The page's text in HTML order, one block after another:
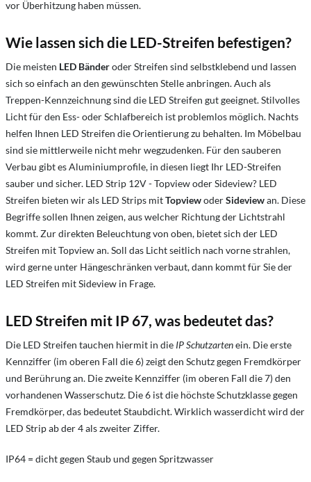
vor Überhitzung haben müssen.
Wie lassen sich die LED-Streifen befestigen?
Die meisten LED Bänderoder Streifen sind selbstklebend und lassen
sich so einfach an den gewünschten Stelle anbringen. Auch als
Treppen-Kennzeichnung sind die LED Streifen gut geeignet. Stilvolles
Licht für den Ess- oder Schlafbereich ist problemlos möglich. Nachts
helfen Ihnen LED Streifen die Orientierung zu behalten. Im Möbelbau
sind sie mittlerweile nicht mehr wegzudenken. Für den sauberen
Verbau gibt es Aluminiumprofile, in diesen liegt Ihr LED-Streifen
sauber und sicher. LED Strip 12V - Topview oder Sideview? LED
Streifen bieten wir als LED Strips mitTopviewoderSideviewan. Diese
Begriffe sollen Ihnen zeigen, aus welcher Richtung der Lichtstrahl
kommt. Zur direkten Beleuchtung von oben, bietet sich der LED
Streifen mit Topview an. Soll das Licht seitlich nach vorne strahlen,
wird gerne unter Hängeschränken verbaut, dann kommt für Sie der
LED Streifen mit Sideview in Frage.
LED Streifen mit IP 67, was bedeutet das?
Die LED Streifen tauchen hiermit in die IP Schutzartenein. Die erste
Kennziffer (im oberen Fall die 6) zeigt den Schutz gegen Fremdkörper
und Berührung an. Die zweite Kennziffer (im oberen Fall die 7) den
vorhandenen Wasserschutz. Die 6 ist die höchste Schutzklasse gegen
Fremdkörper, das bedeutet Staubdicht. Wirklich wasserdicht wird der
LED Strip ab der 4 als zweiter Ziffer.
IP64 = dicht gegen Staub und gegen Spritzwasser